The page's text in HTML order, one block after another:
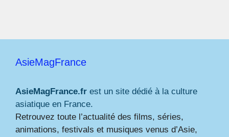
AsieMagFrance
AsieMagFrance.fr est un site dédié à la culture
asiatique en France.
Retrouvez toute l’actualité des films, séries,
animations, festivals et musiques venus d’Asie,